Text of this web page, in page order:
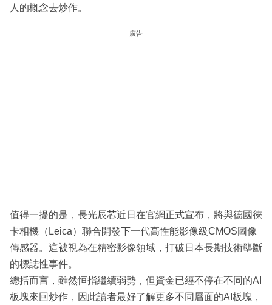
人的概念去炒作。
廣告
值得一提的是，長光辰芯近日在官網正式宣布，將與德國徠
卡相機（Leica）聯合開發下一代高性能影像級CMOS圖像
傳感器。這被視為在精密影像領域，打破日本長期技術壟斷
的標誌性事件。
總括而言，雖然恒指繼續弱勢，但資金已經不停在不同的AI
板塊來回炒作，因此讀者最好了解更多不同層面的AI板塊，